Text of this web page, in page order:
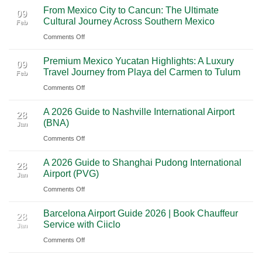
5
From
Las
A
Scenic
Road
Through
National
09
Feb
From Mexico City to Cancun: The Ultimate
Cultural Journey Across Southern Mexico
Comments Offon
Mexico
City
to
The
Cultural
Across
Southern
Mexico
09
Feb
Premium Mexico Yucatan Highlights: A Luxury
Travel Journey from Playa del Carmen to Tulum
Comments Offon
Mexico
Highlights:
Luxury
Travel
Journey
Playa
del
Carmen
28
Jan
A 2026 Guide to Nashville International Airport
(BNA)
Comments Offon
2026
Guide
to
International
Airport
(BNA)
28
Jan
A 2026 Guide to Shanghai Pudong International
Airport (PVG)
Comments Offon
2026
Guide
to
28
Jan
Barcelona Airport Guide 2026 | Book Chauffeur
Service with Ciiclo
Comments Offon